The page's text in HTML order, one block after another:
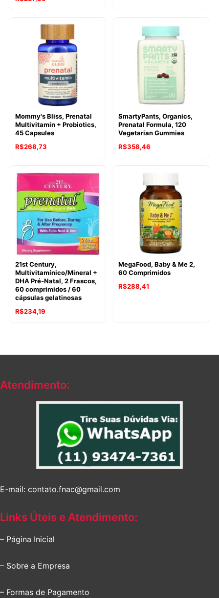
Mommy's Bliss, Prenatal
Multivitamin + Probiotics,
45 Capsules
R$268,73
SmartyPants, Organics,
Prenatal Formula, 120
Vegetarian Gummies
R$358,46
21st Century,
Multivitamínico/Mineral +
DHA Pré-Natal, 2 Frascos,
60 comprimidos / 60
cápsulas gelatinosas
R$234,19
MegaFood, Baby & Me 2,
60 Comprimidos
R$288,41
Atendimento:
E-mail: contato.fnac@gmail.com
Links Úteis e Atendimento:
– Página Inicial
– Sobre a Empresa
– Formas de Pagamento